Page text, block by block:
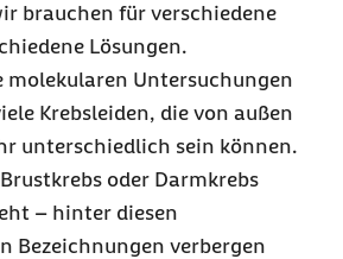
brauchen für verschiedene
Lösungen.
molekularen Untersuchungen
Krebsleiden, die von außen
unterschiedlich sein können.
oder Darmkrebs
– hinter diesen
Bezeichnungen verbergen